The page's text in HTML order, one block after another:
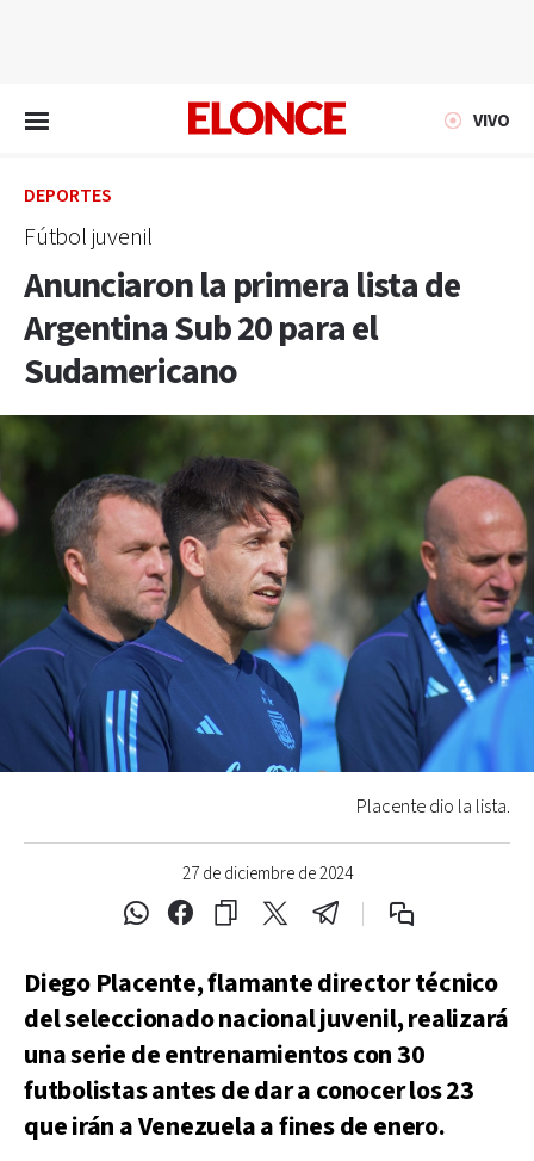
VIVO
DEPORTES
Fútbol juvenil
Anunciaron la primera lista de
Argentina Sub 20 para el
Sudamericano
27 de diciembre de 2024
Placente dio la lista.
Diego Placente, flamante director técnico
del seleccionado nacional juvenil, realizará
una serie de entrenamientos con 30
futbolistas antes de dar a conocer los 23
que irán a Venezuela a fines de enero.